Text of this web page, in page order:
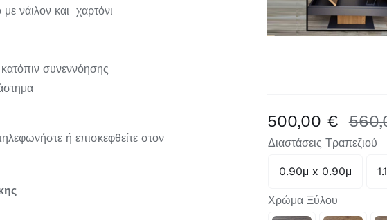
με νάιλον και χαρτόνι
συνεννόησης
ή επισκεφθείτε στον
500,00 €
Διαστάσεις Τραπεζιού
0.90μ x 0.90μ
Χρώμα Ξύλου